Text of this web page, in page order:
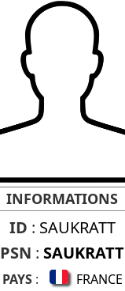
INFORMATIONS
ID : SAUKRATT
PSN : SAUKRATT
PAYS:
FRANCE